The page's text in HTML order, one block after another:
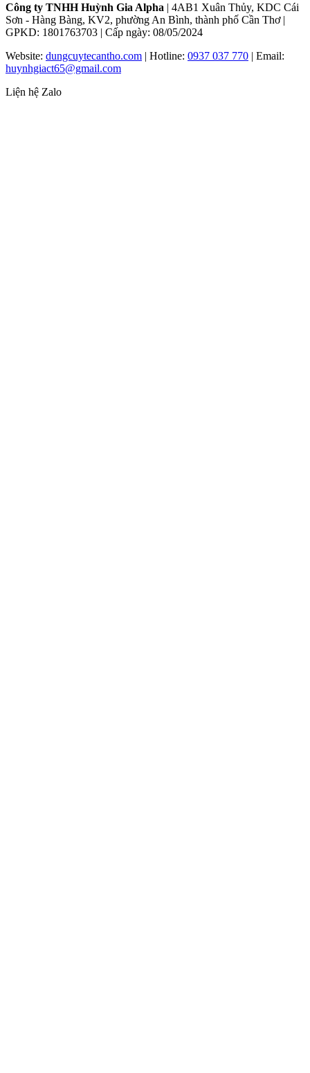
Công ty TNHH Huỳnh Gia Alpha | 4AB1 Xuân Thủy, KDC Cái
Sơn - Hàng Bàng, KV2, phường An Bình, thành phố Cần Thơ |
GPKD: 1801763703 | Cấp ngày: 08/05/2024
Website: dungcuytecantho.com | Hotline: 0937 037 770 | Email:
huynhgiact65@gmail.com
Liện hệ Zalo